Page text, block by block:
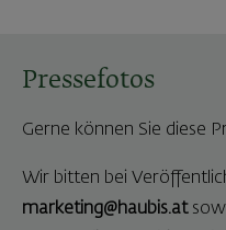
Pressefotos
Gerne können Sie diese
Wir bitten bei
marketing@haubis.at